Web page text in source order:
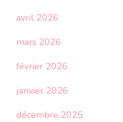
avril 2026
mars 2026
février 2026
janvier 2026
décembre 2025